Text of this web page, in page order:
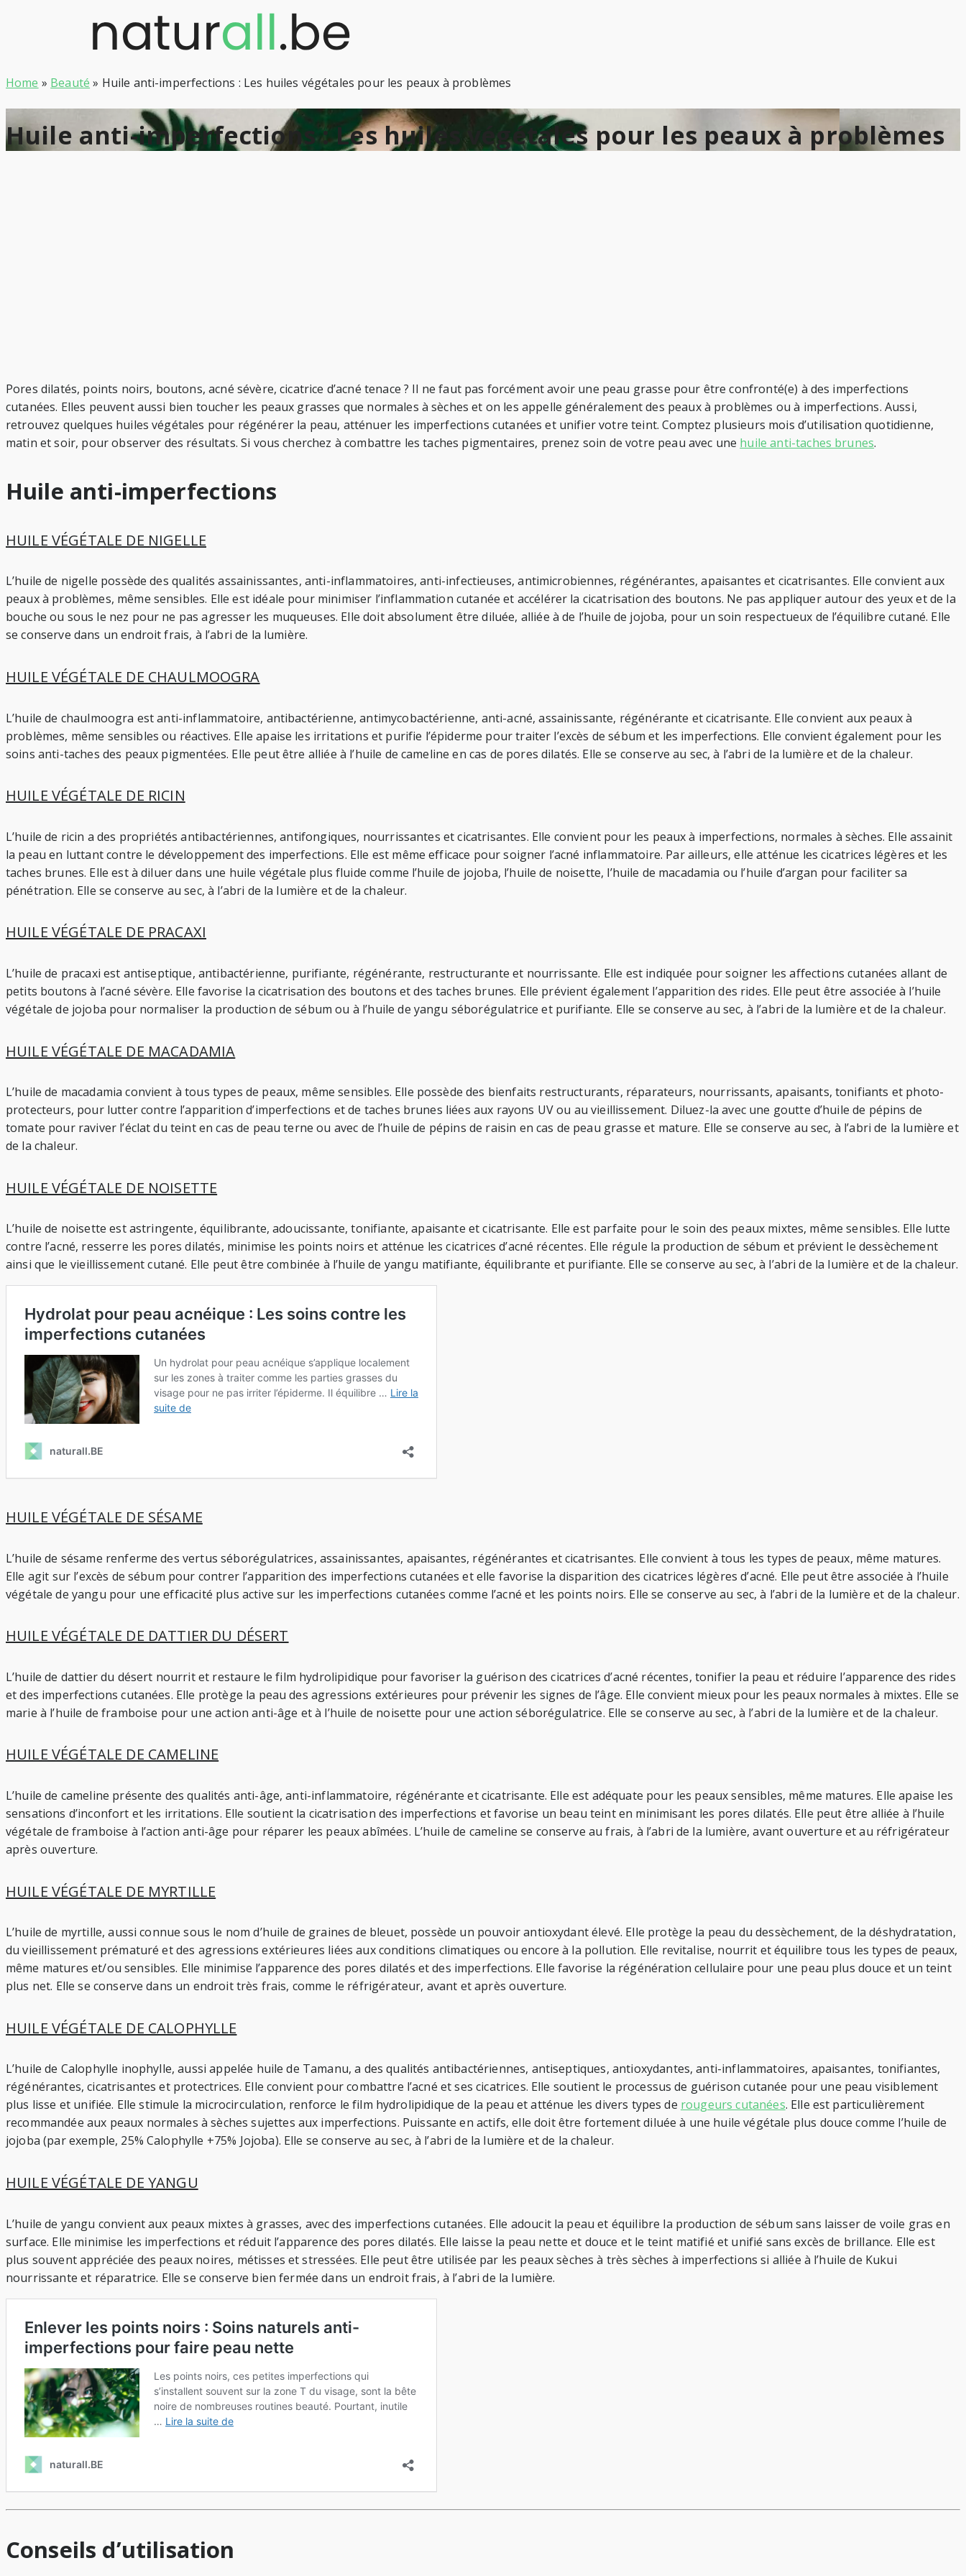
Home » Beauté » Huile anti-imperfections : Les huiles végétales pour les peaux à problèmes
Huile anti-imperfections : Les huiles végétales pour les peaux à problèmes
Pores dilatés, points noirs, boutons, acné sévère, cicatrice d’acné tenace ? Il ne faut pas forcément avoir une peau grasse pour être confronté(e) à des imperfections
cutanées. Elles peuvent aussi bien toucher les peaux grasses que normales à sèches et on les appelle généralement des peaux à problèmes ou à imperfections. Aussi,
retrouvez quelques huiles végétales pour régénérer la peau, atténuer les imperfections cutanées et unifier votre teint. Comptez plusieurs mois d’utilisation quotidienne,
matin et soir, pour observer des résultats. Si vous cherchez à combattre les taches pigmentaires, prenez soin de votre peau avec une huile anti-taches brunes.
Huile anti-imperfections
HUILE VÉGÉTALE DE NIGELLE
L’huile de nigelle possède des qualités assainissantes, anti-inflammatoires, anti-infectieuses, antimicrobiennes, régénérantes, apaisantes et cicatrisantes. Elle convient aux
peaux à problèmes, même sensibles. Elle est idéale pour minimiser l’inflammation cutanée et accélérer la cicatrisation des boutons. Ne pas appliquer autour des yeux et de la
bouche ou sous le nez pour ne pas agresser les muqueuses. Elle doit absolument être diluée, alliée à de l’huile de jojoba, pour un soin respectueux de l’équilibre cutané. Elle
se conserve dans un endroit frais, à l’abri de la lumière.
HUILE VÉGÉTALE DE CHAULMOOGRA
L’huile de chaulmoogra est anti-inflammatoire, antibactérienne, antimycobactérienne, anti-acné, assainissante, régénérante et cicatrisante. Elle convient aux peaux à
problèmes, même sensibles ou réactives. Elle apaise les irritations et purifie l’épiderme pour traiter l’excès de sébum et les imperfections. Elle convient également pour les
soins anti-taches des peaux pigmentées. Elle peut être alliée à l’huile de cameline en cas de pores dilatés. Elle se conserve au sec, à l’abri de la lumière et de la chaleur.
HUILE VÉGÉTALE DE RICIN
L’huile de ricin a des propriétés antibactériennes, antifongiques, nourrissantes et cicatrisantes. Elle convient pour les peaux à imperfections, normales à sèches. Elle assainit
la peau en luttant contre le développement des imperfections. Elle est même efficace pour soigner l’acné inflammatoire. Par ailleurs, elle atténue les cicatrices légères et les
taches brunes. Elle est à diluer dans une huile végétale plus fluide comme l’huile de jojoba, l’huile de noisette, l’huile de macadamia ou l’huile d’argan pour faciliter sa
pénétration. Elle se conserve au sec, à l’abri de la lumière et de la chaleur.
HUILE VÉGÉTALE DE PRACAXI
L’huile de pracaxi est antiseptique, antibactérienne, purifiante, régénérante, restructurante et nourrissante. Elle est indiquée pour soigner les affections cutanées allant de
petits boutons à l’acné sévère. Elle favorise la cicatrisation des boutons et des taches brunes. Elle prévient également l’apparition des rides. Elle peut être associée à l’huile
végétale de jojoba pour normaliser la production de sébum ou à l’huile de yangu séborégulatrice et purifiante. Elle se conserve au sec, à l’abri de la lumière et de la chaleur.
HUILE VÉGÉTALE DE MACADAMIA
L’huile de macadamia convient à tous types de peaux, même sensibles. Elle possède des bienfaits restructurants, réparateurs, nourrissants, apaisants, tonifiants et photo-
protecteurs, pour lutter contre l’apparition d’imperfections et de taches brunes liées aux rayons UV ou au vieillissement. Diluez-la avec une goutte d’huile de pépins de
tomate pour raviver l’éclat du teint en cas de peau terne ou avec de l’huile de pépins de raisin en cas de peau grasse et mature. Elle se conserve au sec, à l’abri de la lumière et
de la chaleur.
HUILE VÉGÉTALE DE NOISETTE
L’huile de noisette est astringente, équilibrante, adoucissante, tonifiante, apaisante et cicatrisante. Elle est parfaite pour le soin des peaux mixtes, même sensibles. Elle lutte
contre l’acné, resserre les pores dilatés, minimise les points noirs et atténue les cicatrices d’acné récentes. Elle régule la production de sébum et prévient le dessèchement
ainsi que le vieillissement cutané. Elle peut être combinée à l’huile de yangu matifiante, équilibrante et purifiante. Elle se conserve au sec, à l’abri de la lumière et de la chaleur.
HUILE VÉGÉTALE DE SÉSAME
L’huile de sésame renferme des vertus séborégulatrices, assainissantes, apaisantes, régénérantes et cicatrisantes. Elle convient à tous les types de peaux, même matures.
Elle agit sur l’excès de sébum pour contrer l’apparition des imperfections cutanées et elle favorise la disparition des cicatrices légères d’acné. Elle peut être associée à l’huile
végétale de yangu pour une efficacité plus active sur les imperfections cutanées comme l’acné et les points noirs. Elle se conserve au sec, à l’abri de la lumière et de la chaleur.
HUILE VÉGÉTALE DE DATTIER DU DÉSERT
L’huile de dattier du désert nourrit et restaure le film hydrolipidique pour favoriser la guérison des cicatrices d’acné récentes, tonifier la peau et réduire l’apparence des rides
et des imperfections cutanées. Elle protège la peau des agressions extérieures pour prévenir les signes de l’âge. Elle convient mieux pour les peaux normales à mixtes. Elle se
marie à l’huile de framboise pour une action anti-âge et à l’huile de noisette pour une action séborégulatrice. Elle se conserve au sec, à l’abri de la lumière et de la chaleur.
HUILE VÉGÉTALE DE CAMELINE
L’huile de cameline présente des qualités anti-âge, anti-inflammatoire, régénérante et cicatrisante. Elle est adéquate pour les peaux sensibles, même matures. Elle apaise les
sensations d’inconfort et les irritations. Elle soutient la cicatrisation des imperfections et favorise un beau teint en minimisant les pores dilatés. Elle peut être alliée à l’huile
végétale de framboise à l’action anti-âge pour réparer les peaux abîmées. L’huile de cameline se conserve au frais, à l’abri de la lumière, avant ouverture et au réfrigérateur
après ouverture.
HUILE VÉGÉTALE DE MYRTILLE
L’huile de myrtille, aussi connue sous le nom d’huile de graines de bleuet, possède un pouvoir antioxydant élevé. Elle protège la peau du dessèchement, de la déshydratation,
du vieillissement prématuré et des agressions extérieures liées aux conditions climatiques ou encore à la pollution. Elle revitalise, nourrit et équilibre tous les types de peaux,
même matures et/ou sensibles. Elle minimise l’apparence des pores dilatés et des imperfections. Elle favorise la régénération cellulaire pour une peau plus douce et un teint
plus net. Elle se conserve dans un endroit très frais, comme le réfrigérateur, avant et après ouverture.
HUILE VÉGÉTALE DE CALOPHYLLE
L’huile de Calophylle inophylle, aussi appelée huile de Tamanu, a des qualités antibactériennes, antiseptiques, antioxydantes, anti-inflammatoires, apaisantes, tonifiantes,
régénérantes, cicatrisantes et protectrices. Elle convient pour combattre l’acné et ses cicatrices. Elle soutient le processus de guérison cutanée pour une peau visiblement
plus lisse et unifiée. Elle stimule la microcirculation, renforce le film hydrolipidique de la peau et atténue les divers types de rougeurs cutanées. Elle est particulièrement
recommandée aux peaux normales à sèches sujettes aux imperfections. Puissante en actifs, elle doit être fortement diluée à une huile végétale plus douce comme l’huile de
jojoba (par exemple, 25% Calophylle +75% Jojoba). Elle se conserve au sec, à l’abri de la lumière et de la chaleur.
HUILE VÉGÉTALE DE YANGU
L’huile de yangu convient aux peaux mixtes à grasses, avec des imperfections cutanées. Elle adoucit la peau et équilibre la production de sébum sans laisser de voile gras en
surface. Elle minimise les imperfections et réduit l’apparence des pores dilatés. Elle laisse la peau nette et douce et le teint matifié et unifié sans excès de brillance. Elle est
plus souvent appréciée des peaux noires, métisses et stressées. Elle peut être utilisée par les peaux sèches à très sèches à imperfections si alliée à l’huile de Kukui
nourrissante et réparatrice. Elle se conserve bien fermée dans un endroit frais, à l’abri de la lumière.
Conseils d’utilisation